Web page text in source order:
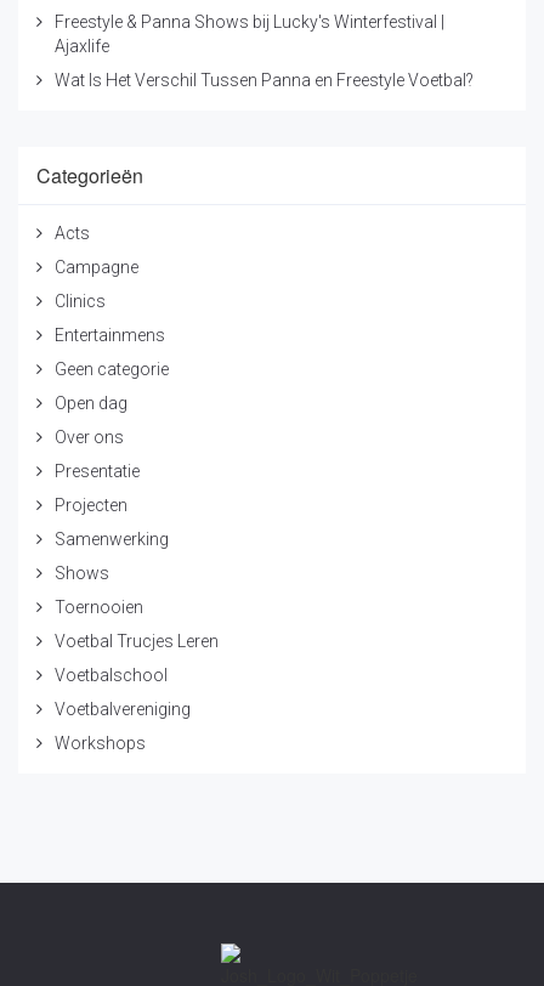
Freestyle & Panna Shows bij Lucky's Winterfestival |
Ajaxlife
Wat Is Het Verschil Tussen Panna en Freestyle Voetbal?
Categorieën
Acts
Campagne
Clinics
Entertainmens
Geen categorie
Open dag
Over ons
Presentatie
Projecten
Samenwerking
Shows
Toernooien
Voetbal Trucjes Leren
Voetbalschool
Voetbalvereniging
Workshops